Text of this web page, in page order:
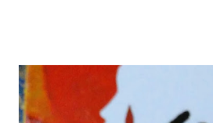
এককালীন। সব পেশার লোকেরাই কত নিষ্ঠা ভরে গাঁয়ে
সামান্য আয় হত তাদের। আর সেই আয়টুকুই ছিল তাদের